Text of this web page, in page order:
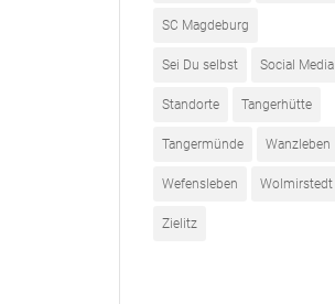
SC Magdeburg
Sei Du selbst Social Media
Standorte Tangerhütte
Tangermünde Wanzleben
Wefensleben Wolmirstedt
Zielitz